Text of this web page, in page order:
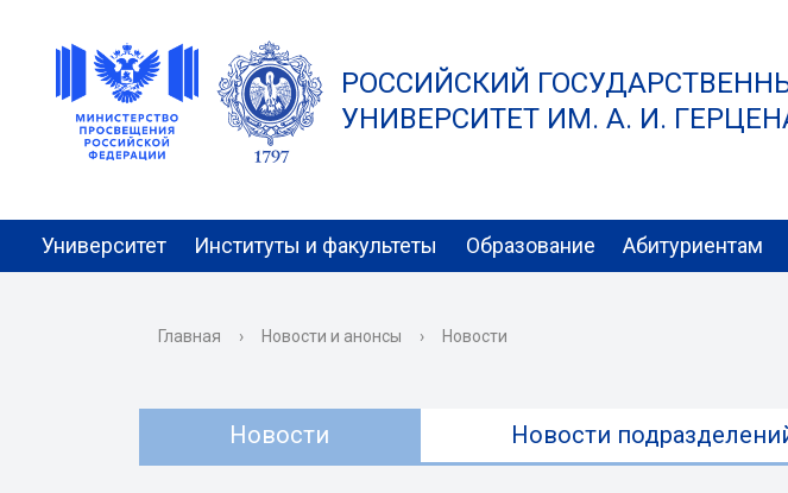
РОССИЙСКИЙ
УНИВЕРСИТЕТ ИМ. А. И.
Университет Институты и факультеты Образование Абитуриентам
Главная › Новости и анонсы › Новости
Новости Новости